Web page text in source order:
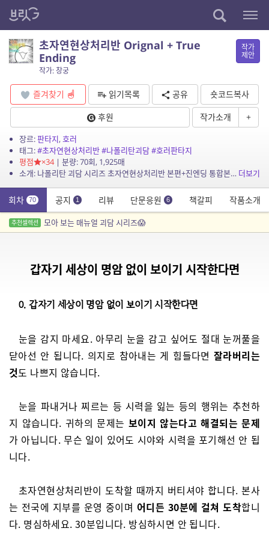
초자연현상처리반 Orignal + True
Ending
작가: 창궁
작가
제안
즐겨찾기 읽기목록 공유
숏코드복사
후원
작가소개 +
장르:판타지,호러
태그:#초자연현상처리반#나폴리탄괴담#호러판타지
평점
×34| 분량: 70회, 1,925매
소개: 나폴리탄 괴담 시리즈 초자연현상처리반 본편+진엔딩 통합본입니다. 원본 연출은 공지에 첨부된 블로그 링크를 따라 감상해주시길 바랍니다. 더보기
회차 70 공지 1 리뷰 단문응원 6 책갈피 작품소개
추천셀렉션 모아 보는 매뉴얼 괴담 시리즈😱
갑자기 세상이 명암 없이 보이기 시작한다면
0. 갑자기 세상이 명암 없이 보이기 시작한다면
눈을 감지 마세요. 아무리 눈을 감고 싶어도 절대 눈꺼풀을
닫아선 안 됩니다. 의지로 참아내는 게 힘들다면 잘라버리는
것도 나쁘지 않습니다.
눈을 파내거나 찌르는 등 시력을 잃는 등의 행위는 추천하
지 않습니다. 귀하의 문제는 보이지 않는다고 해결되는 문제
가 아닙니다. 무슨 일이 있어도 시야와 시력을 포기해선 안 됩
니다.
초자연현상처리반이 도착할 때까지 버티셔야 합니다. 본사
는 전국에 지부를 운영 중이며 어디든 30분에 걸쳐 도착합니
다. 명심하세요. 30분입니다. 방심하시면 안 됩니다.